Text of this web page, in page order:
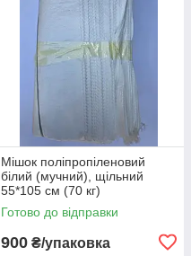
Мішок поліпропіленовий
білий (мучний), щільний
55*105 см (70 кг)
Готово до відправки
900 ₴/упаковка